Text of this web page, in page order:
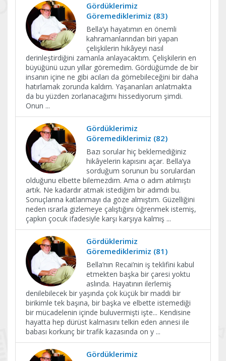
Gördüklerimiz
Göremediklerimiz (83)
Bella’yı hayatımın en önemli
kahramanlarından biri yapan
çelişkilerin hikâyeyi nasıl
derinleştirdiğini zamanla anlayacaktım. Çelişkilerin en
büyüğünü uzun yıllar göremedim. Gördüğümde de bir
insanın içine ne gibi acıları da gömebileceğini bir daha
hatırlamak zorunda kaldım. Yaşananları anlatmakta
da bu yüzden zorlanacağımı hissediyorum şimdi.
Onun ...
Gördüklerimiz
Göremediklerimiz (82)
Bazı sorular hiç beklemediğiniz
hikâyelerin kapısını açar. Bella’ya
sorduğum sorunun bu sorulardan
olduğunu elbette bilemezdim. Ama o adım atılmıştı
artık. Ne kadardır atmak istediğim bir adımdı bu.
Sonuçlarına katlanmayı da göze almıştım. Güzelliğini
neden ısrarla gizlemeye çalıştığını öğrenmek istemiş,
çapkın çocuk ifadesiyle karşı karşıya kalmış ...
Gördüklerimiz
Göremediklerimiz (81)
Bella’nın Recai’nin iş teklifini kabul
etmekten başka bir çaresi yoktu
aslında. Hayatının ilerlemiş
denilebilecek bir yaşında çok küçük bir maddi bir
birikimle tek başına, bir başka ve elbette istemediği
bir mücadelenin içinde buluvermişti işte... Kendisine
hayatta hep dürüst kalmasını telkin eden annesi ile
babası korkunç bir trafik kazasında on y ...
Gördüklerimiz